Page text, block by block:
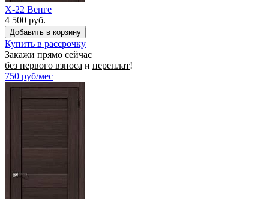
X-22 Венге
4 500 руб.
Купить в рассрочку
Закажи прямо сейчас
без первого взноса и переплат!
750 руб/мес